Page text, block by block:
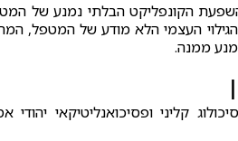
הקונפליקט הבלתי נמנע של
הגילוי העצמי הלא מודע של המטפל,
ממנה.
(1952-2019) היה פסיכולוג קליני